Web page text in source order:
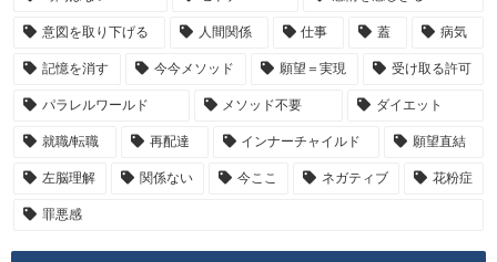
意図を取り下げる 人間関係 仕事 蓋 病気
記憶を消す 今今メソッド 願望＝実現 受け取る許可
パラレルワールド メソッド不要 ダイエット
就職/転職 再配達 インナーチャイルド 願望直結
左脳理解 関係ない 今ここ ネガティブ 花粉症
罪悪感